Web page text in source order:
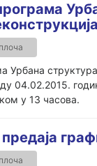
Урбана
04.02.2015.
у 13 часова.